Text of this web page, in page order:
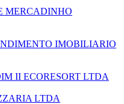
MERCADINHO
IMOBILIARIO
II ECORESORT LTDA
LTDA